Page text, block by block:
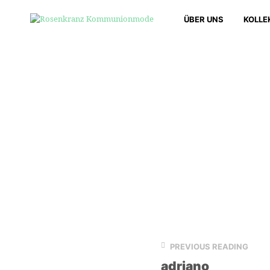
ÜBER UNS
PREVIOUS READING
adriano